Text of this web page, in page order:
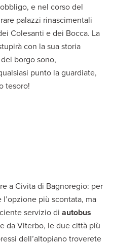
e nel corso del
palazzi rinascimentali
Colesanti e dei Bocca. La
con la sua storia
borgo sono,
punto la guardiate,
tesoro!
a Civita di Bagnoregio: per
l’opzione più scontata, ma
servizio di autobus
da Viterbo, le due città più
dell’altopiano troverete